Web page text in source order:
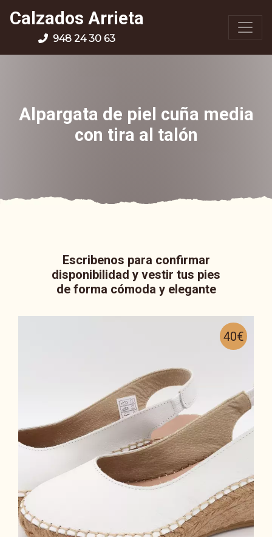
Calzados Arrieta
948 24 30 63
Alpargata de piel cuña media
con tira al talón
Escribenos para confirmar
disponibilidad y vestir tus pies
de forma cómoda y elegante
40€